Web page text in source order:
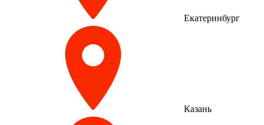
Екатеринбург
Казань